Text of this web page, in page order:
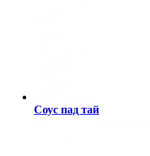
Соус пад тай